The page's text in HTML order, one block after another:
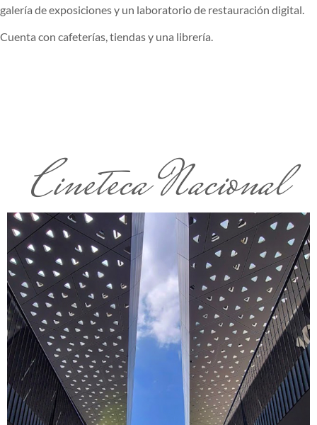
galería de exposiciones y un laboratorio de restauración digital.
Cuenta con cafeterías, tiendas y una librería.
Cineteca Nacional